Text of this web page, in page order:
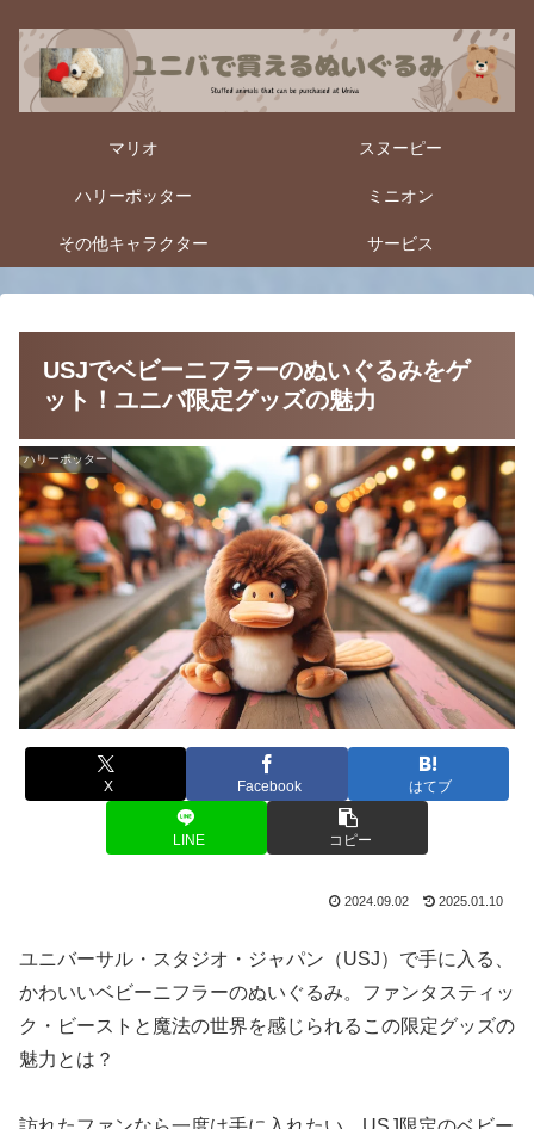
マリオ スヌーピー
ハリーポッター ミニオン
その他キャラクター サービス
USJでベビーニフラーのぬいぐるみをゲ
ット！ユニバ限定グッズの魅力
ハリーポッター
X Facebook はてブ
LINE コピー
2024.09.02 2025.01.10
ユニバーサル・スタジオ・ジャパン（USJ）で手に入る、
かわいいベビーニフラーのぬいぐるみ。ファンタスティッ
ク・ビーストと魔法の世界を感じられるこの限定グッズの
魅力とは？